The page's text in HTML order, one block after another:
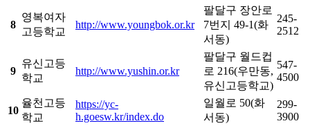
8
영복여자
고등학교
http://www.youngbok.or.kr
팔달구 장안로
7번지 49-1(화
서동)
245-
2512
9
유신고등
학교
http://www.yushin.or.kr
팔달구 월드컵
로 216(우만동,
유신고등학교)
547-
4500
10
율천고등
학교
https://yc-
h.goesw.kr/index.do
일월로 50(화
서동)
299-
3900